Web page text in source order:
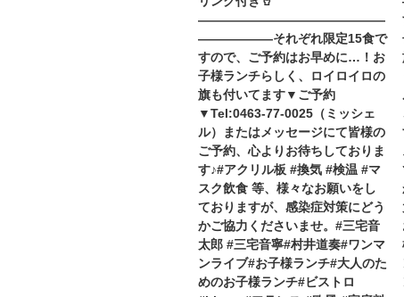
———————————————
——————それぞれ限定15食で
すので、ご予約はお早めに…！お
子様ランチらしく、ロイロイロの
旗も付いてます▼ご予約
▼Tel:0463-77-0025（ミッシェ
ル）またはメッセージにて皆様の
ご予約、心よりお待ちしておりま
す♪#アクリル板 #換気 #検温 #マ
スク飲食 等、様々なお願いをし
ておりますが、感染症対策にどう
かご協力くださいませ。#三宅音
太郎 #三宅音寧#村井道奏#ワンマ
ンライブ#お子様ランチ#大人のた
めのお子様ランチ#ビストロ